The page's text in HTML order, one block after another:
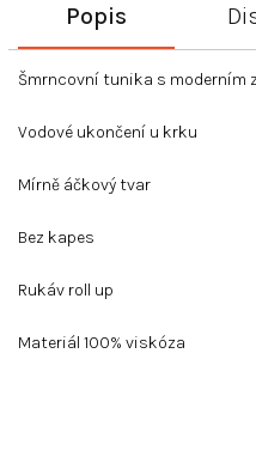
Popis
Šmrncovní tunika s moderním
Vodové ukončení u krku
Mírně áčkový tvar
Bez kapes
Rukáv roll up
Materiál 100% viskóza